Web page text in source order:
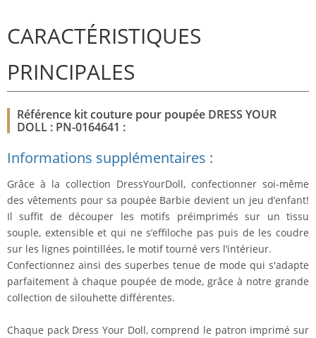
CARACTÉRISTIQUES
PRINCIPALES
Référence kit couture pour poupée DRESS YOUR
DOLL : PN-0164641 :
Informations supplémentaires :
Grâce à la collection DressYourDoll, confectionner soi-même
des vêtements pour sa poupée Barbie devient un jeu d’enfant!
Il suffit de découper les motifs préimprimés sur un tissu
souple, extensible et qui ne s’effiloche pas puis de les coudre
sur les lignes pointillées, le motif tourné vers l’intérieur.
Confectionnez ainsi des superbes tenue de mode qui s'adapte
parfaitement à chaque poupée de mode, grâce à notre grande
collection de silouhette différentes.
Chaque pack Dress Your Doll, comprend le patron imprimé sur